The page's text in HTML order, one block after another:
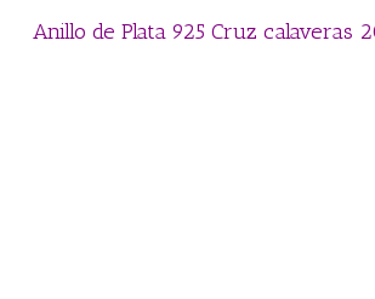
Anillo de Plata 925 Cruz calaveras